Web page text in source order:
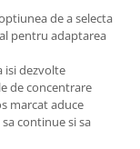
de a selecta
pentru adaptarea
isi dezvolte
de concentrare
marcat aduce
continue si sa